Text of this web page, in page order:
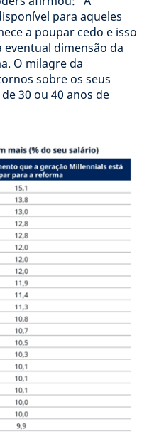
para aqueles
a poupar cedo e isso
dimensão da
O milagre da
sobre os seus
30 ou 40 anos de